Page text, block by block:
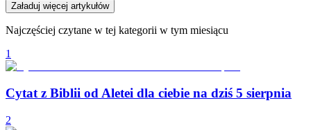
Załaduj więcej artykułów
Najczęściej czytane w tej kategorii w tym miesiącu
1
Cytat z Biblii od Aletei dla ciebie na dziś 5 sierpnia
2